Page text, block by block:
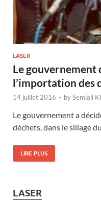
LASER
Le gouvernement
l’importation des
14 juillet 2016 - bySemlali
Le gouvernement a
déchets, dans le sillage
LIRE PLUS
LASER